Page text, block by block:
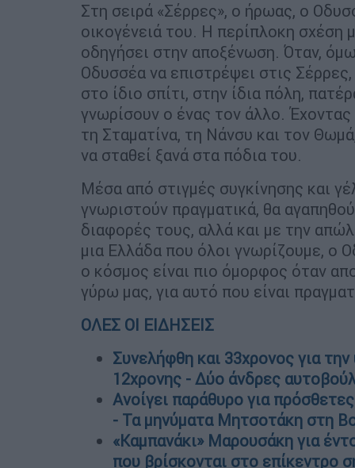
Στη σειρά «Σέρρες», ο ήρωας, ο
οικογένειά του. Η περίπλοκη σχέση
οδηγήσει στην αποξένωση. Όταν,
Οδυσσέα να επιστρέψει στις
στο ίδιο σπίτι, στην ίδια πόλη,
γνωρίσουν ο ένας τον άλλο.
τη Σταματίνα, τη Νάνσυ και τον
να σταθεί ξανά στα πόδια του.
Μέσα από στιγμές συγκίνησης και
γνωριστούν πραγματικά, θα
διαφορές τους, αλλά και με την
μια Ελλάδα που όλοι γνωρίζουμε, ο
ο κόσμος είναι πιο όμορφος όταν
γύρω μας, για αυτό που είναι
ΟΛΕΣ ΟΙ ΕΙΔΗΣΕΙΣ
Συνελήφθη και 33χρονος για
12χρονης - Δύο άνδρες
Ανοίγει παράθυρο για
- Τα μηνύματα Μητσοτάκη στη
«Καμπανάκι» Μαρουσάκη για
που βρίσκονται στο επίκεντρο